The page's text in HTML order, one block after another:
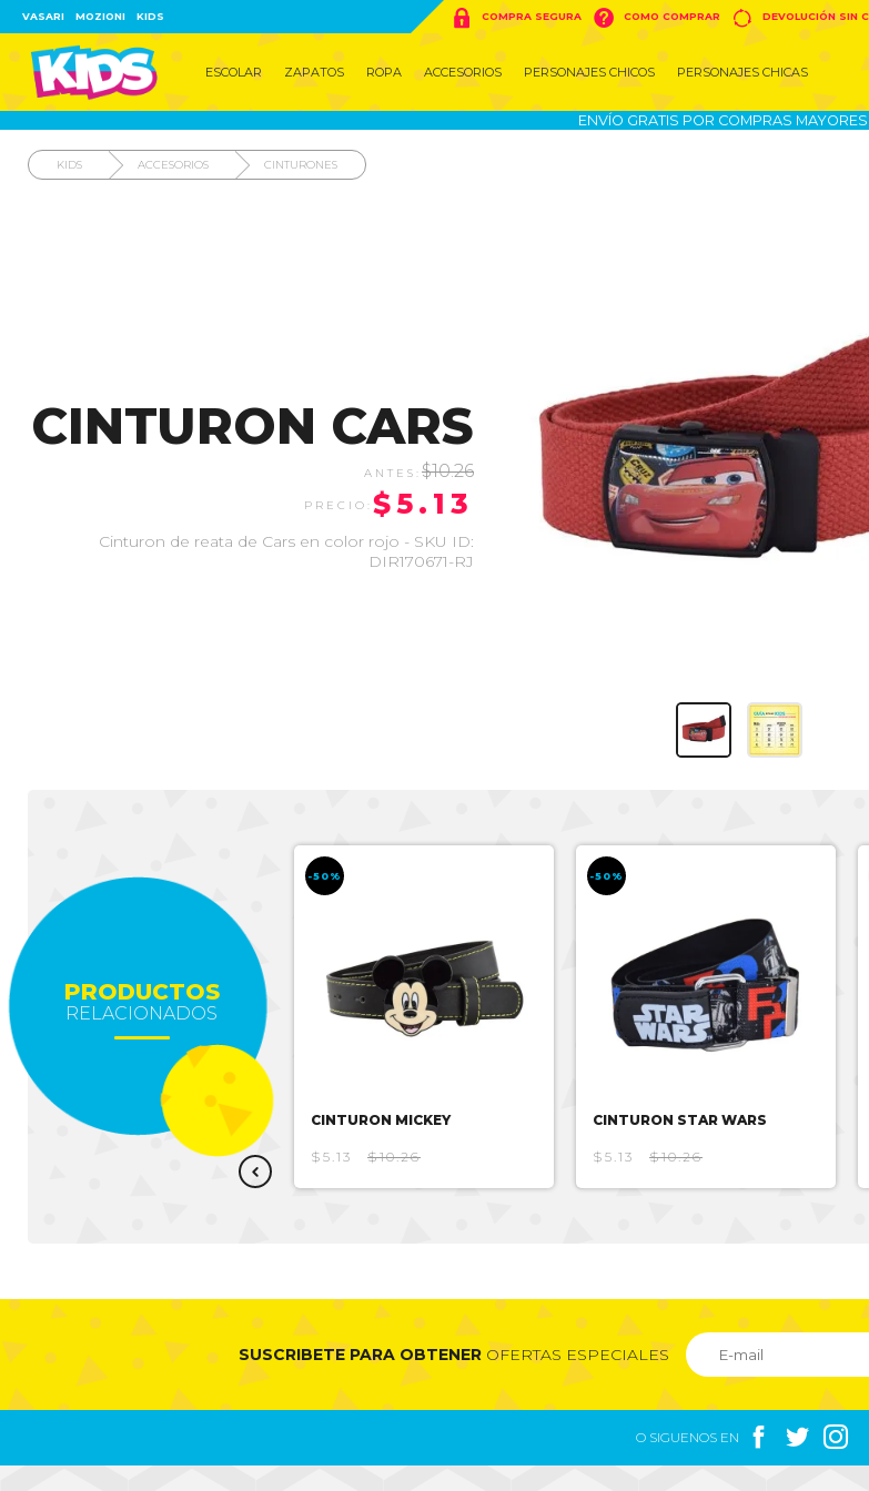
VASARI MOZIONI KIDS  COMPRA SEGURA  COMO COMPRAR  DEVOLUCIÓN SIN
ESCOLAR ZAPATOS ROPA ACCESORIOS PERSONAJES CHICOS PERSONAJES CHICAS
ENVÍO GRATIS POR COMPRAS
KIDS ACCESORIOS CINTURONES
CINTURON CARS
$10.26
$5.13
Cinturon de reata de Cars en color rojo - SKU ID:
DIR170671-RJ
PRODUCTOS
RELACIONADOS
CINTURON STAR WARS
-50%
CINTURON MICKEY
$5.13 $10.26
-50%
CINTURON STAR WARS
$5.13 $10.26
SUSCRIBETE PARA OBTENEROFERTAS ESPECIALES
O SIGUENOS EN   